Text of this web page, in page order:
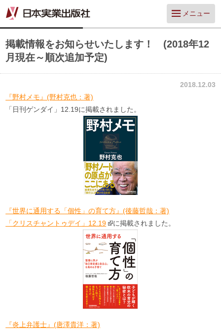
メニュー
掲載情報をお知らせいたします！ (2018年12
月現在～順次追加予定)
2018.12.03
『野村メモ』(野村克也：著)
「日刊ゲンダイ」12.19に掲載されました。
『世界に通用する「個性」の育て方』(後藤哲哉：著)
「クリスチャントゥデイ」12.19
に掲載されました。
『炎上弁護士』(唐澤貴洋：著)